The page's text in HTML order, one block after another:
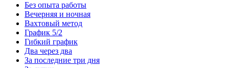
Без опыта работы
Вечерняя и ночная
Вахтовый метод
График 5/2
Гибкий график
Два через два
За последние три дня